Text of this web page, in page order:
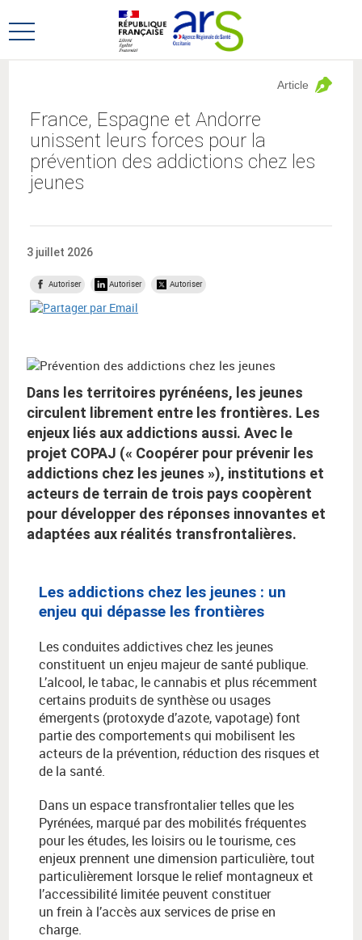
au
menu
au
contenu
Ouvrir
France, Espagne et Andorre
unissent leurs forces pour la
prévention des addictions chez les
jeunes
Article
3 juillet 2026
Autoriser Autoriser Autoriser
Dans les territoires pyrénéens, les jeunes
circulent librement entre les frontières. Les
enjeux liés aux addictions aussi. Avec le
projet COPAJ (« Coopérer pour prévenir les
addictions chez les jeunes »), institutions et
acteurs de terrain de trois pays coopèrent
pour développer des réponses innovantes et
adaptées aux réalités transfrontalières.
Les addictions chez les jeunes : un
enjeu qui dépasse les frontières
Les conduites addictives chez les jeunes
constituent un enjeu majeur de santé publique.
L’alcool, le tabac, le cannabis et plus récemment
certains produits de synthèse ou usages
émergents (protoxyde d’azote, vapotage) font
partie des comportements qui mobilisent les
acteurs de la prévention, réduction des risques et
de la santé.
Dans un espace transfrontalier telles que les
Pyrénées, marqué par des mobilités fréquentes
pour les études, les loisirs ou le tourisme, ces
enjeux prennent une dimension particulière, tout
particulièrement lorsque le relief montagneux et
l’accessibilité limitée peuvent constituer
un frein à l’accès aux services de prise en
charge.